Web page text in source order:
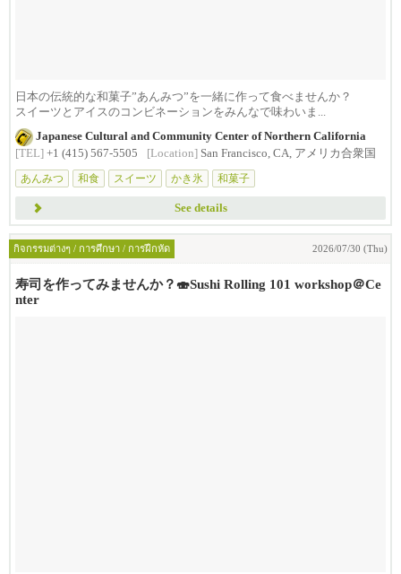
日本の伝統的な和菓子”あんみつ”を一緒に作って食べませんか？
スイーツとアイスのコンビネーションをみんなで味わいま...
Japanese Cultural and Community Center of Northern California
[TEL] +1 (415) 567-5505 [Location] San Francisco, CA, アメリカ合衆国
あんみつ
和食 スイーツ かき氷 和菓子
See details
กิจกรรมต่างๆ / การศึกษา / การฝึกหัด 2026/07/30 (Thu)
寿司を作ってみませんか？🍣Sushi Rolling 101 workshop＠Ce
nter